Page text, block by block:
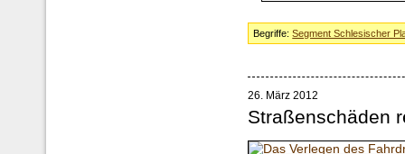
Begriffe:Segment Schlesischer
26. März 2012
Straßenschäden